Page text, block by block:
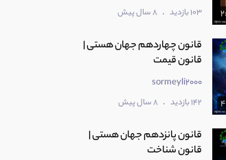
103 بازدید . 8 سال پیش
قانون چهاردهم جهان هستی |
قانون قیمت
sormeyli2000
142 بازدید . 8 سال پیش
قانون پانزدهم جهان هستی |
قانون شناخت